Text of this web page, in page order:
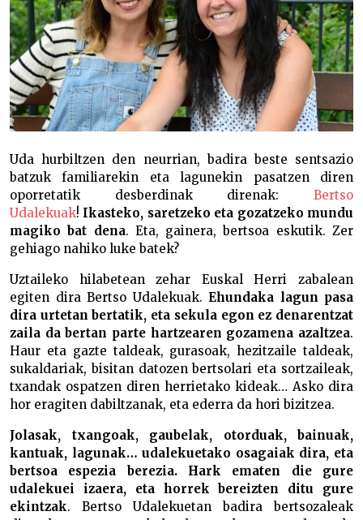
Uda hurbiltzen den neurrian, badira beste sentsazio
batzuk familiarekin eta lagunekin pasatzen diren
oporretatik desberdinak direnak: Bertso
Udalekuak! Ikasteko, saretzeko eta gozatzeko mundu
magiko bat dena. Eta, gainera, bertsoa eskutik. Zer
gehiago nahiko luke batek?
Uztaileko hilabetean zehar Euskal Herri zabalean
egiten dira Bertso Udalekuak. Ehundaka lagun pasa
dira urtetan bertatik, eta sekula egon ez denarentzat
zaila da bertan parte hartzearen gozamena azaltzea.
Haur eta gazte taldeak, gurasoak, hezitzaile taldeak,
sukaldariak, bisitan datozen bertsolari eta sortzaileak,
txandak ospatzen diren herrietako kideak… Asko dira
hor eragiten dabiltzanak, eta ederra da hori bizitzea.
Jolasak, txangoak, gaubelak, otorduak, bainuak,
kantuak, lagunak… udalekuetako osagaiak dira, eta
bertsoa espezia berezia. Hark ematen die gure
udalekuei izaera, eta horrek bereizten ditu gure
ekintzak. Bertso Udalekuetan badira bertsozaleak